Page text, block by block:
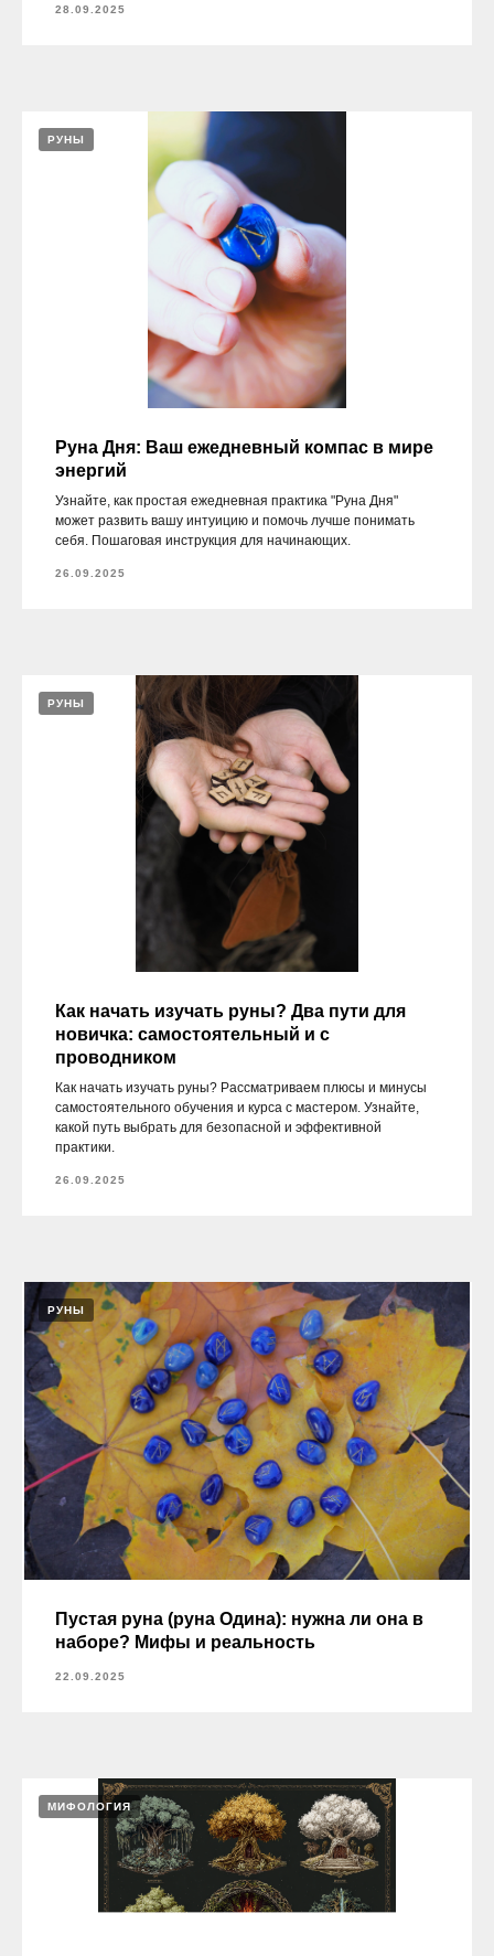
28.09.2025
РУНЫ
Руна Дня: Ваш ежедневный компас в мире
энергий
Узнайте, как простая ежедневная практика "Руна Дня"
может развить вашу интуицию и помочь лучше понимать
себя. Пошаговая инструкция для начинающих.
26.09.2025
РУНЫ
Как начать изучать руны? Два пути для
новичка: самостоятельный и с
проводником
Как начать изучать руны? Рассматриваем плюсы и минусы
самостоятельного обучения и курса с мастером. Узнайте,
какой путь выбрать для безопасной и эффективной
практики.
26.09.2025
РУНЫ
Пустая руна (руна Одина): нужна ли она в
наборе? Мифы и реальность
22.09.2025
МИФОЛОГИЯ